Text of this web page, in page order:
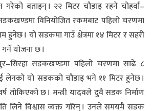
बताइन् । २२ मिटर चौडाइ रहने चोहर्वा–
विनियोजित रकमबाट पहिलो चरणमा
हुनेछ । यो सडकमा गाउँ क्षेत्रमा १४ मिटर र सहरी
गर्ने योजना छ ।
सडकखण्डमा पहिलो चरणमा साढे ८
लेनको यो सडकको चौडाइ भने ११ मिटर हुनेछ ।
तोकिएको छ । मन्त्री यादवले दुवै सडक निर्माण
लिने विश्वास व्यक्त गरिन् । उनले समयमै सडक